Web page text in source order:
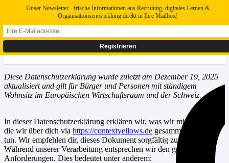
Diese Datenschutzerklärung wurde zuletzt am Dezember 19, 2025
aktualisiert und gilt für Bürger und Personen mit ständigem
Wohnsitz im Europäischen Wirtschaftsraum und der Schweiz.
In dieser Datenschutzerklärung erklären wir, was wir mit den Daten,
die wir über dich via https://contextyellows.de gesammelt haben,
tun. Wir empfehlen dir, dieses Dokument sorgfältig zu lesen.
Während unserer Verarbeitung entsprechen wir den gesetzlichen
Anforderungen. Dies bedeutet unter anderem:
Unser Newsletter - frische Informationen aus Recruiting, digitales Lernen &
Organisationsentwicklung direkt in Ihre Mailbox!